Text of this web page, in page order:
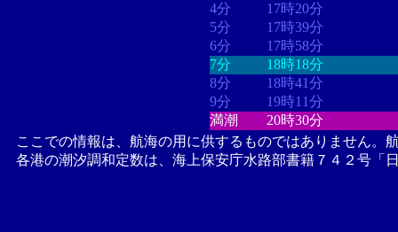
4分
17時20分
5分
17時39分
6分
17時58分
7分
18時18分
8分
18時41分
9分
19時11分
満潮
20時30分
ここでの情報は、航海の用に供するものではありません。
各港の潮汐調和定数は、海上保安庁水路部書籍７４２号「